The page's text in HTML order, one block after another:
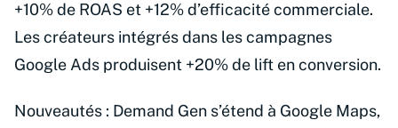
+10% de ROAS et +12% d’efficacité commerciale.
Les créateurs intégrés dans les campagnes
Google Ads produisent +20% de lift en conversion.
Nouveautés : Demand Gen s’étend à Google Maps,